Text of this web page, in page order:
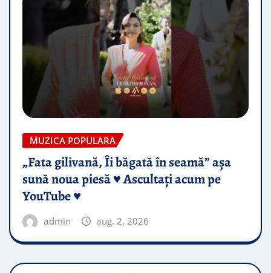
MUZICA POPULARA
„Fata gilivană, Îi băgată în seamă” așa
sună noua piesă ♥️ Ascultați acum pe
YouTube ♥️
admin aug. 2, 2026